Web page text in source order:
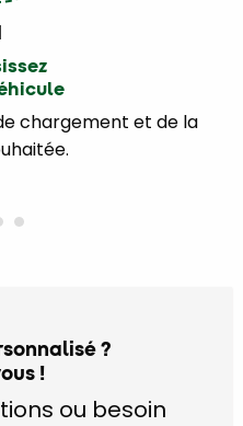
chargement et de la
?
!
ou besoin